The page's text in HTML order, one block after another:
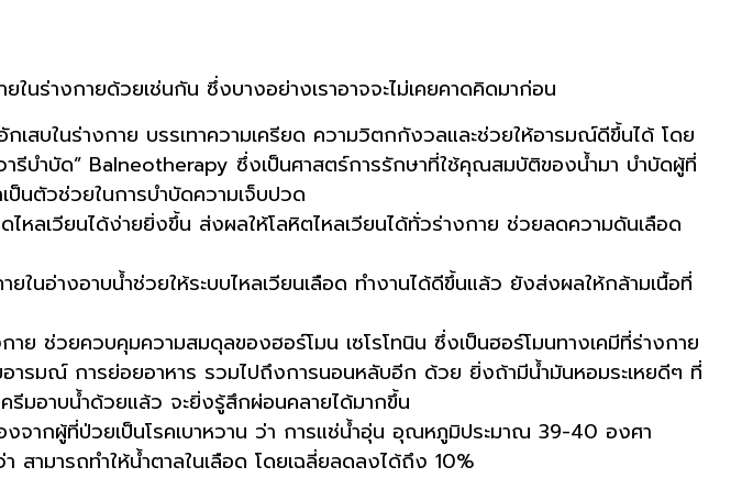
นร่างกายด้วยเช่นกัน ซึ่งบางอย่างเราอาจจะไม่เคยคาดคิดมาก่อน
เสบในร่างกาย บรรเทาความเครียด ความวิตกกังวลและช่วยให้อารมณ์ดีขึ้นได้ โดย
ารีบำบัด” Balneotherapy ซึ่งเป็นศาสตร์การรักษาที่ใช้คุณสมบัติของน้ำมา บำบัดผู้ที่
นตัวช่วยในการบำบัดความเจ็บปวด
หลเวียนได้ง่ายยิ่งขึ้น ส่งผลให้โลหิตไหลเวียนได้ทั่วร่างกาย ช่วยลดความดันเลือด
นอ่างอาบน้ำช่วยให้ระบบไหลเวียนเลือด ทำงานได้ดีขึ้นแล้ว ยังส่งผลให้กล้ามเนื้อที่
ย ช่วยควบคุมความสมดุลของฮอร์โมน เซโรโทนิน ซึ่งเป็นฮอร์โมนทางเคมีที่ร่างกาย
ารมณ์ การย่อยอาหาร รวมไปถึงการนอนหลับอีก ด้วย ยิ่งถ้ามีน้ำมันหอมระเหยดีๆ ที่
รีมอาบน้ำด้วยแล้ว จะยิ่งรู้สึกผ่อนคลายได้มากขึ้น
จากผู้ที่ป่วยเป็นโรคเบาหวาน ว่า การแช่น้ำอุ่น อุณหภูมิประมาณ 39-40 องศา
ามารถทำให้น้ำตาลในเลือด โดยเฉลี่ยลดลงได้ถึง 10%